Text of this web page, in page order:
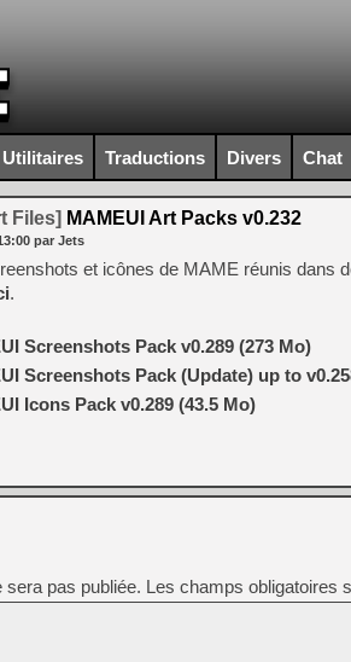
Utilitaires Traductions Divers Chat
Files] MAMEUI Art Packs v0.232
par Jets
et icônes de MAME réunis dans
.
Screenshots Pack v0.289 (273 Mo)
Screenshots Pack (Update) up to
Icons Pack v0.289 (43.5 Mo)
sera pas publiée. Les champs obligatoires